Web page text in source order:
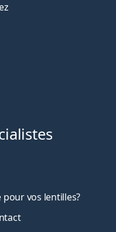
vos lentilles?